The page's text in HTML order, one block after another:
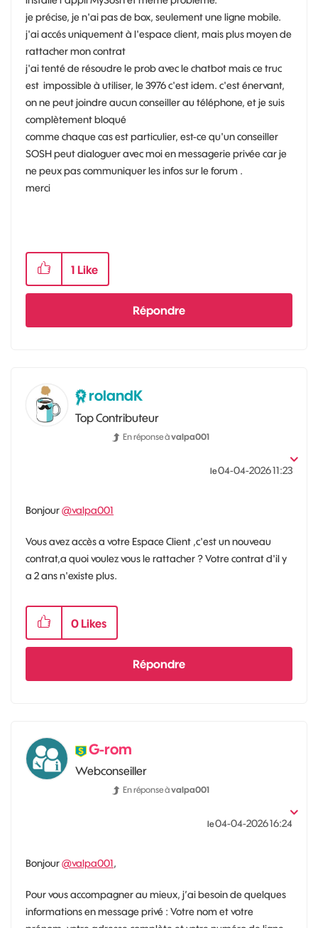
je précise, je n'ai pas de box, seulement une ligne mobile.
j'ai accés uniquement à l'espace client, mais plus moyen de
rattacher mon contrat
j'ai tenté de résoudre le prob avec le chatbot mais ce truc
est impossible à utiliser, le 3976 c'est idem. c'est énervant,
on ne peut joindre aucun conseiller au téléphone, et je suis
complètement bloqué
comme chaque cas est particulier, est-ce qu'un conseiller
SOSH peut dialoguer avec moi en messagerie privée car je
ne peux pas communiquer les infos sur le forum .
merci
1 Like
Répondre
rolandK
Top Contributeur
En réponse àvalpa001
le‎04-04-202611:23
Bonjour@valpa001
Vous avez accès a votre Espace Client ,c'est un nouveau
contrat,a quoi voulez vous le rattacher ? Votre contrat d'il y
a 2 ans n'existe plus.
0 Likes
Répondre
G-rom
Webconseiller
En réponse àvalpa001
le‎04-04-202616:24
Bonjour@valpa001,
Pour vous accompagner au mieux, j’ai besoin de quelques
informations en message privé : Votre nom et votre